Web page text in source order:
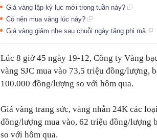
Giá vàng lập kỷ lục mới trong tuần này?
Có nên mua vàng lúc này?
Giá vàng giảm nhẹ sau chuỗi ngày tăng phi mã
Lúc 8 giờ 45 ngày 19-12, Công ty Vàng
vàng SJC mua vào 73,5 triệu đồng/lượng,
100.000 đồng/lượng so với hôm qua.
Giá vàng trang sức, vàng nhẫn 24K các
đồng/lượng mua vào, 62 triệu đồng/lượng
so với hôm qua.